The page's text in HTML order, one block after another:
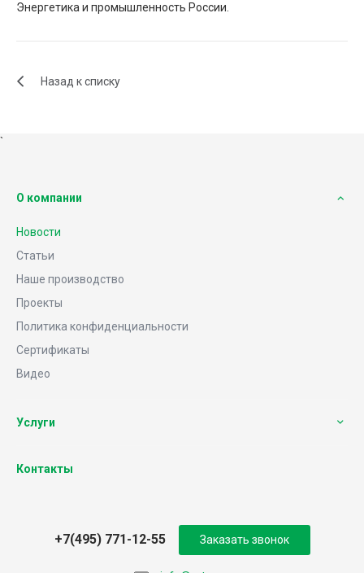
Энергетика и промышленность России.
Назад к списку
`
О компании
Новости
Статьи
Наше производство
Проекты
Политика конфиденциальности
Сертификаты
Видео
Услуги
Контакты
+7(495) 771-12-55 Заказать звонок